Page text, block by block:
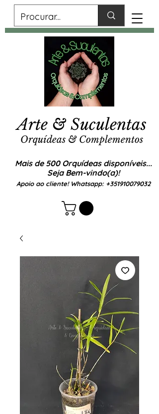
Mais de 500 Orquídeas disponíveis...
Seja Bem-vindo(a)!
Apoio ao cliente! Whatsapp: +351910079032
Arte & Suculentas
Orquídeas & Complementos